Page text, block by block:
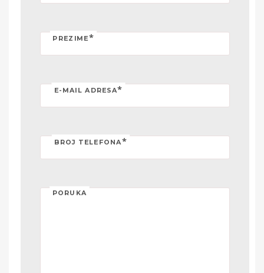
PREZIME*
E-MAIL ADRESA*
BROJ TELEFONA*
PORUKA